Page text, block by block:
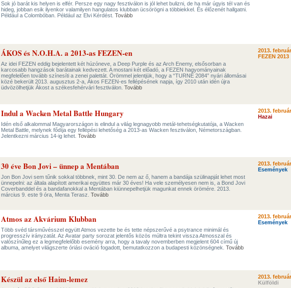
Sok jó barát kis helyen is elfér. Persze egy nagy fesztiválon is jól lehet bulizni, de ha már úgyis tél van és
hideg, jobban esik ilyenkor valamilyen hangulatos klubban ücsörögni a többiekkel. És élőzenét hallgatni.
Például a Colombóban. Például az Elvi Kérdést. Tovább
ÁKOS és N.O.H.A. a 2013-as FEZEN-en
Az idei FEZEN eddig bejelentett két húzóneve, a Deep Purple és az Arch Enemy, elsősorban a
karcosabb hangzások barátainak kedvezett. A mostani két előadó, a FEZEN hagyományainak
megfelelően tovább színesíti a zenei palettát. Örömmel jelentjük, hogy a “TURNÉ 2084” nyári állomásai
közé bekerült 2013. augusztus 2-a, Ákos FEZEN-es fellépésének napja, így 2010 után idén újra
üdvözölhetjük Ákost a székesfehérvári fesztiválon. Tovább
2013.
FEZEN 2013
Indul a Wacken Metal Battle Hungary
Idén első alkalommal Magyarországon is elindul a világ legnagyobb metál-tehetségkutatója, a Wacken
Metal Battle, melynek fődíja egy fellépési lehetőség a 2013-as Wacken fesztiválon, Németországban.
Jelentkezni március 14-ig lehet. Tovább
2013.
Hazai
30 éve Bon Jovi – ünnep a Mentában
Jon Bon Jovi sem tűnik sokkal többnek, mint 30. De nem az ő, hanem a bandája szülinapját lehet most
ünnepelni: az általa alapított amerikai együttes már 30 éves! Ha vele személyesen nem is, a Bond Jovi
Coverbanddel és a bandafanokkal a Mentában kiünnepelhetjük magunkat ennek örömére. 2013.
március 9. este 9 óra, Menta Terasz. Tovább
2013.
Események
Atmos az Akvárium Klubban
Több svéd társművésszel együtt Atmos vezette be és tette népszerűvé a psytrance minimál és
progresszív irányzatát. Az Avatar party sorozat jelentős közös múltra tekint vissza Atmosszal és
valószínűleg ez a legmegfelelőbb esemény arra, hogy a tavaly novemberben megjelent 604 című új
albuma, amelyet világszerte óriási ováció fogadott, bemutatkozzon a budapesti közönségnek. Tovább
2013.
Események
Készül az első Haim-lemez
2013.
Külföldi